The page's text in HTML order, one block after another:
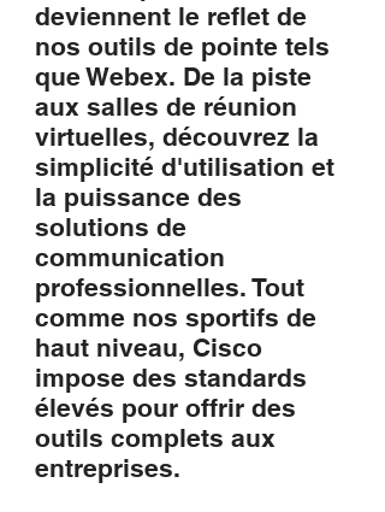
deviennent le reflet de
nos outils de pointe tels
que Webex. De la piste
aux salles de réunion
virtuelles, découvrez la
simplicité d'utilisation et
la puissance des
solutions de
communication
professionnelles. Tout
comme nos sportifs de
haut niveau, Cisco
impose des standards
élevés pour offrir des
outils complets aux
entreprises.